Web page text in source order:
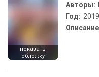
показать
обложку
Авторы:
Год: 2019